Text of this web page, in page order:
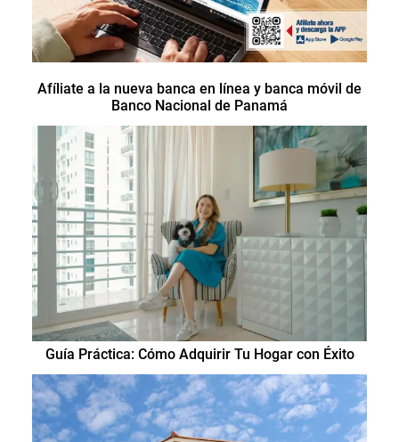
Afíliate a la nueva banca en línea y banca móvil de
Banco Nacional de Panamá
Guía Práctica: Cómo Adquirir Tu Hogar con Éxito